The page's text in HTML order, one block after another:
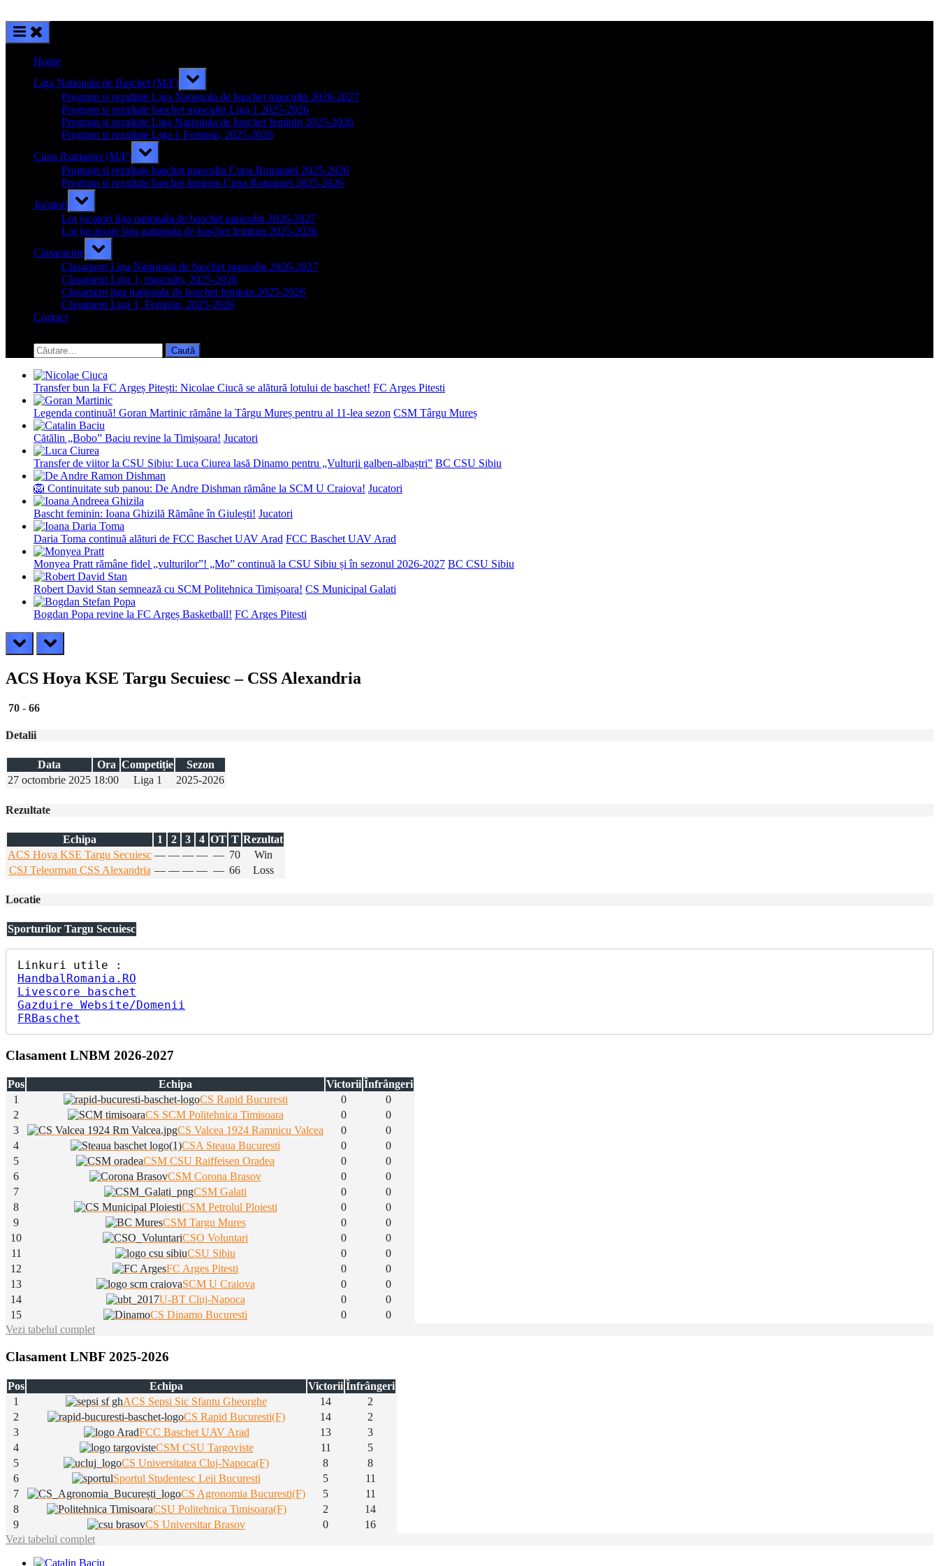
Home
Liga Nationala de Baschet (M/F)
Toggle
sub-
menu
Program si rezultate Liga Nationala de baschet masculin 2026-2027
Program si rezultate baschet masculin Liga 1 2025-2026
Program si rezultate Liga Nationala de baschet feminin 2025-2026
Program si rezultate Liga 1 Feminin, 2025-2026
Cupa Romaniei (M/F)
Toggle
sub-
menu
Program si rezultate baschet masculin Cupa Romaniei 2025-2026
Program si rezultate baschet feminin Cupa Romaniei 2025-2026
Jucatori
Toggle
sub-
menu
Lot jucatori liga nationala de baschet masculin 2026-2027
Lot jucatoare liga nationala de baschet feminin 2025-2026
Clasamente
Toggle
sub-
menu
Clasament Liga Nationala de baschet masculin 2026-2027
Clasament Liga 1, masculin, 2025-2026
Clasament liga nationala de baschet feminin 2025-2026
Clasament Liga 1, Feminin, 2025-2026
Contact
search
form
Caută
după:
Transfer bun la FC Argeș Pitești: Nicolae Ciucă se alătură lotului de baschet! FC Arges Pitesti
Legenda continuă! Goran Martinic rămâne la Târgu Mureș pentru al 11-lea sezon CSM Târgu Mureș
Cătălin „Bobo” Baciu revine la Timișoara! Jucatori
Transfer de viitor la CSU Sibiu: Luca Ciurea lasă Dinamo pentru „Vulturii galben-albaștri” BC CSU Sibiu
🦁 Continuitate sub panou: De Andre Dishman rămâne la SCM U Craiova! Jucatori
Bascht feminin: Ioana Ghizilă Rămâne în Giulești! Jucatori
Daria Toma continuă alături de FCC Baschet UAV Arad FCC Baschet UAV Arad
Monyea Pratt rămâne fidel „vulturilor”! „Mo” continuă la CSU Sibiu și în sezonul 2026-2027 BC CSU Sibiu
Robert David Stan semnează cu SCM Politehnica Timișoara! CS Municipal Galati
Bogdan Popa revine la FC Argeș Basketball! FC Arges Pitesti
prev next
ACS Hoya KSE Targu Secuiesc – CSS Alexandria
70 - 66
Detalii
Data Ora Competiție
Sezon
27 octombrie 2025 18:00 Liga 1 2025-2026
Rezultate
Echipa 1 2 3 4 OT T Rezultat
ACS Hoya KSE Targu Secuiesc — — — — — 70
Win
CSJ Teleorman CSS Alexandria — — — — — 66 Loss
Locatie
Sporturilor Targu Secuiesc
HandbalRomania.RO
Livescore baschet
Gazduire Website/Domenii
FRBaschet
Clasament LNBM 2026-2027
Pos Echipa Victorii Înfrângeri
1
CS Rapid Bucuresti 0
0
2
CS SCM Politehnica Timisoara 0
0
3
CS Valcea 1924 Ramnicu Valcea 0
0
4
CSA Steaua Bucuresti 0
0
5
CSM CSU Raiffeisen Oradea 0
0
6
CSM Corona Brasov 0
0
7
CSM Galati 0
0
8
CSM Petrolul Ploiesti 0
0
9
CSM Targu Mures 0
0
10
CSO Voluntari 0
0
11
CSU Sibiu 0
0
12
FC Arges Pitesti 0
0
13
SCM U Craiova 0
0
14
U-BT Cluj-Napoca 0
0
15
CS Dinamo Bucuresti 0
0
Vezi tabelul complet
Clasament LNBF 2025-2026
Pos Echipa Victorii Înfrângeri
1
ACS Sepsi Sic Sfantu Gheorghe 14
2
2
CS Rapid Bucuresti(F) 14
2
3
FCC Baschet UAV Arad 13
3
4
CSM CSU Targoviste 11
5
5
CS Universitatea Cluj-Napoca(F) 8
8
6
Sportul Studentesc Leii Bucuresti 5
11
7
CS Agronomia Bucuresti(F) 5
11
8
CSU Politehnica Timisoara(F) 2
14
9
CS Universitar Brasov 0
16
Vezi tabelul complet